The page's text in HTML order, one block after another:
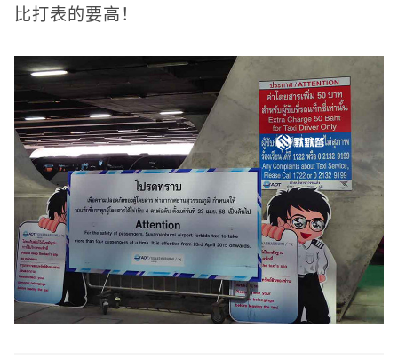
比打表的要高！